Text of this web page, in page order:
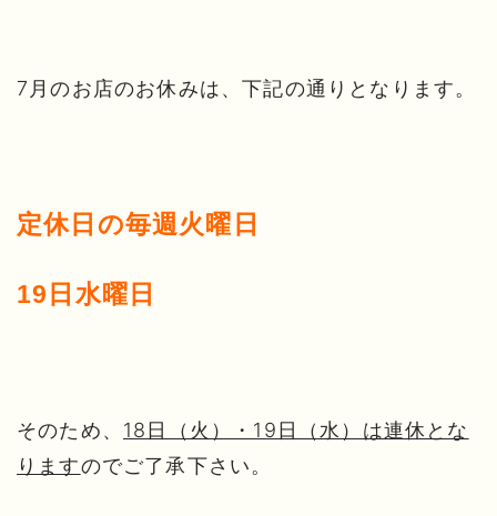
7月のお店のお休みは、下記の通りとなります。
定休日の毎週火曜日
19日水曜日
そのため、 18日（火）・19日（水）は連休とな
りますのでご了承下さい。